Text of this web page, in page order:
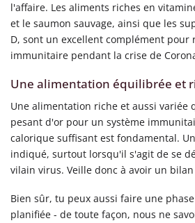
l'affaire. Les aliments riches en
et le saumon sauvage, ainsi que les
D, sont un excellent complément pour
immunitaire pendant la crise de
Une alimentation équilibrée et
Une alimentation riche et aussi variée
pesant d'or pour un système
calorique suffisant est fondamental.
indiqué, surtout lorsqu'il s'agit de se
vilain virus. Veille donc à avoir un
Bien sûr, tu peux aussi faire une
planifiée - de toute façon, nous ne